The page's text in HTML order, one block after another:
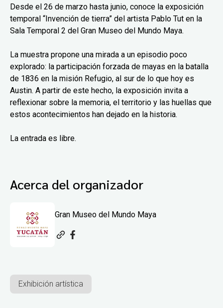
Desde el 26 de marzo hasta junio, conoce la exposición
temporal “Invención de tierra” del artista Pablo Tut en la
Sala Temporal 2 del Gran Museo del Mundo Maya.
La muestra propone una mirada a un episodio poco
explorado: la participación forzada de mayas en la batalla
de 1836 en la misión Refugio, al sur de lo que hoy es
Austin. A partir de este hecho, la exposición invita a
reflexionar sobre la memoria, el territorio y las huellas que
estos acontecimientos han dejado en la historia.
La entrada es libre.
Acerca del organizador
Gran Museo del Mundo Maya
Exhibición artística